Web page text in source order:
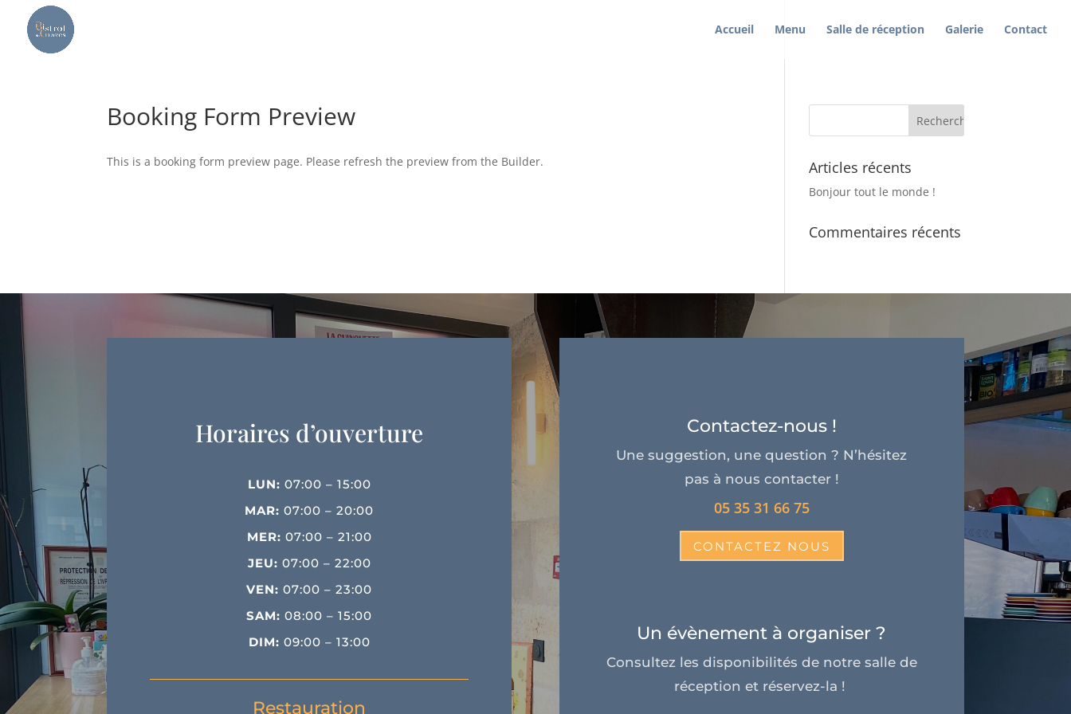
Accueil Menu Salle de réception Galerie Contact
Booking Form Preview
This is a booking form preview page. Please refresh the preview from the Builder. Articles récents
Bonjour tout le monde !
Commentaires récents
Horaires d’ouverture
LUN: 07:00 – 15:00
MAR:07:00 – 20:00
MER: 07:00 – 21:00
JEU: 07:00 – 22:00
VEN:07:00 – 23:00
SAM:08:00 – 15:00
DIM: 09:00 – 13:00
Restauration
Contactez-nous !
Une suggestion, une question ? N’hésitez
pas à nous contacter !
05 35 31 66 75
CONTACTEZ NOUS
Un évènement à organiser ?
Consultez les disponibilités de notre salle de
réception et réservez-la !